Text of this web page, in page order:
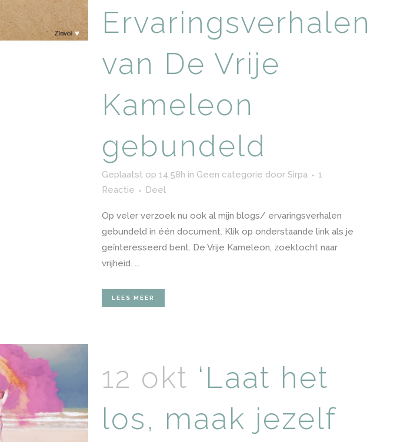
Ervaringsverhalen
van De Vrije
Kameleon
gebundeld
Geplaatst op 14:58h in Geen categorie door Sirpa
1
Reactie
Deel
Op veler verzoek nu ook al mijn blogs/ ervaringsverhalen
gebundeld in één document. Klik op onderstaande link als je
geïnteresseerd bent. De Vrije Kameleon, zoektocht naar
vrijheid. ...
LEES MEER
12 okt ‘Laat het
los, maak jezelf